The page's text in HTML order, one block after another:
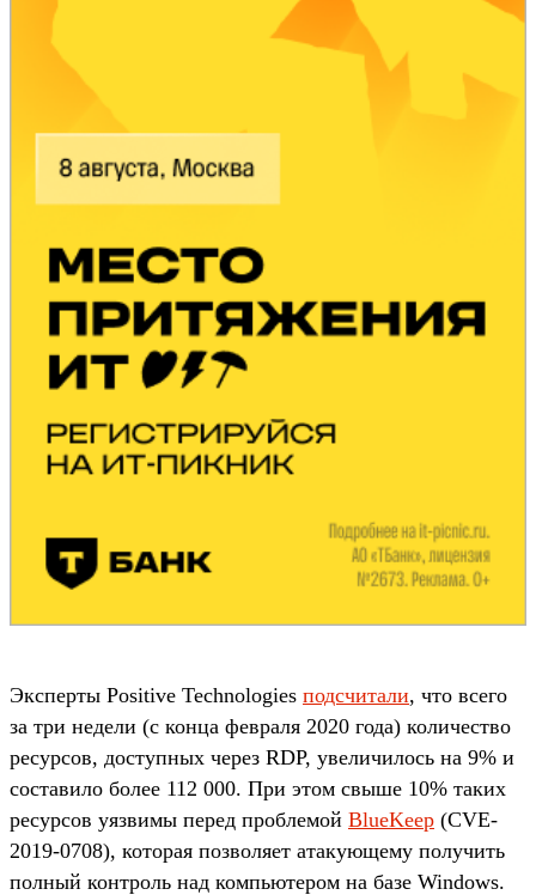
Эксперты Positive Technologies подсчитали, что всего
за три недели (с конца февраля 2020 года) количество
ресурсов, доступных через RDP, увеличилось на 9% и
составило более 112 000. При этом свыше 10% таких
ресурсов уязвимы перед проблемой BlueKeep (CVE-
2019-0708), которая позволяет атакующему получить
полный контроль над компьютером на базе Windows.